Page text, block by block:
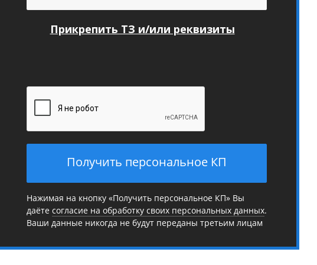
Прикрепить ТЗ и/или реквизиты
Получить персональное КП
Нажимая на кнопку «Получить персональное КП» Вы
даёте согласие на обработку своих персональных данных.
Ваши данные никогда не будут переданы третьим лицам